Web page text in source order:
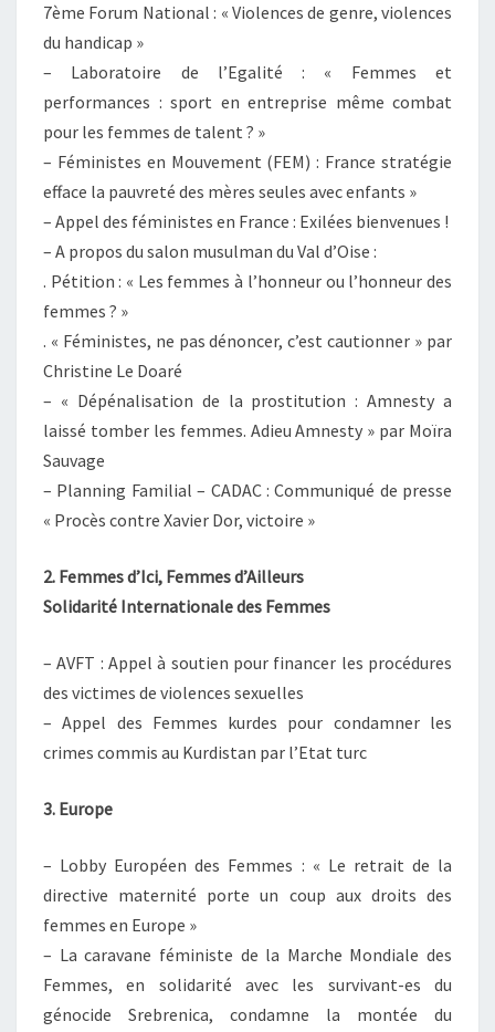
7ème Forum National : « Violences de genre, violences
du handicap »
– Laboratoire de l’Egalité : « Femmes et
performances : sport en entreprise même combat
pour les femmes de talent ? »
– Féministes en Mouvement (FEM) : France stratégie
efface la pauvreté des mères seules avec enfants »
– Appel des féministes en France : Exilées bienvenues !
– A propos du salon musulman du Val d’Oise :
. Pétition : « Les femmes à l’honneur ou l’honneur des
femmes ? »
. « Féministes, ne pas dénoncer, c’est cautionner » par
Christine Le Doaré
– « Dépénalisation de la prostitution : Amnesty a
laissé tomber les femmes. Adieu Amnesty » par Moïra
Sauvage
– Planning Familial – CADAC : Communiqué de presse
« Procès contre Xavier Dor, victoire »
2. Femmes d’Ici, Femmes d’Ailleurs
Solidarité Internationale des Femmes
– AVFT : Appel à soutien pour financer les procédures
des victimes de violences sexuelles
– Appel des Femmes kurdes pour condamner les
crimes commis au Kurdistan par l’Etat turc
3. Europe
– Lobby Européen des Femmes : « Le retrait de la
directive maternité porte un coup aux droits des
femmes en Europe »
– La caravane féministe de la Marche Mondiale des
Femmes, en solidarité avec les survivant-es du
génocide Srebrenica, condamne la montée du